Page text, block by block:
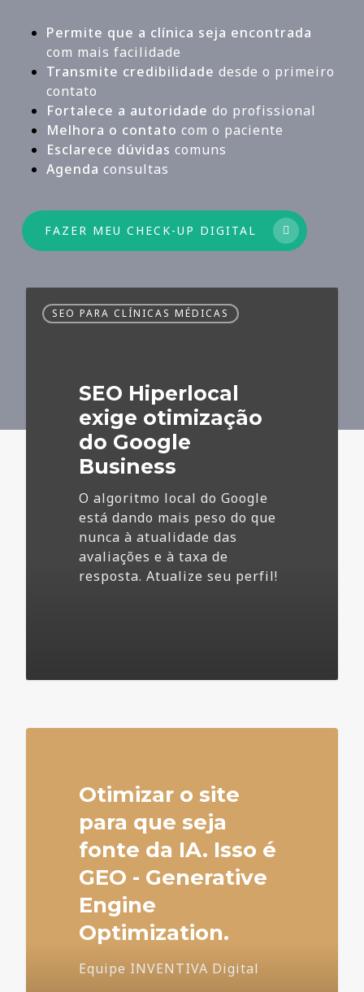
Permite que a clínica seja encontrada
com mais facilidade
Transmite credibilidade desde o primeiro
contato
Fortalece a autoridade do profissional
Melhora o contato com o paciente
Esclarece dúvidas comuns
Agenda consultas
FAZER MEU CHECK-UP DIGITAL
Hiperlocal
Business
SEO PARA CLÍNICAS MÉDICAS
SEO Hiperlocal
exige otimização
do Google
Business
O algoritmo local do Google
está dando mais peso do que
nunca à atualidade das
avaliações e à taxa de
resposta. Atualize seu perfil!
Otimizar o site
para que seja
fonte da IA. Isso é
GEO - Generative
Engine
Optimization.
Equipe INVENTIVA Digital